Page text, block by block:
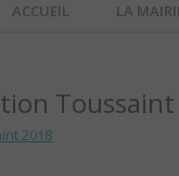
ACCUEIL LA
2018